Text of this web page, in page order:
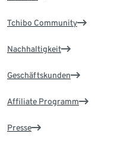
Tchibo Community
Nachhaltigkeit
Geschäftskunden
Affiliate Programm
Presse